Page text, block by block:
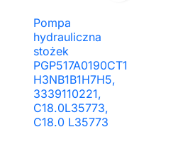
Pompa
hydrauliczna
stożek
PGP517A0190CT1
H3NB1B1H7H5,
3339110221,
C18.0L35773,
C18.0 L35773